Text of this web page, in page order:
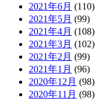
2021年6月 (110)
2021年5月 (99)
2021年4月 (108)
2021年3月 (102)
2021年2月 (99)
2021年1月 (96)
2020年12月 (98)
2020年11月 (98)